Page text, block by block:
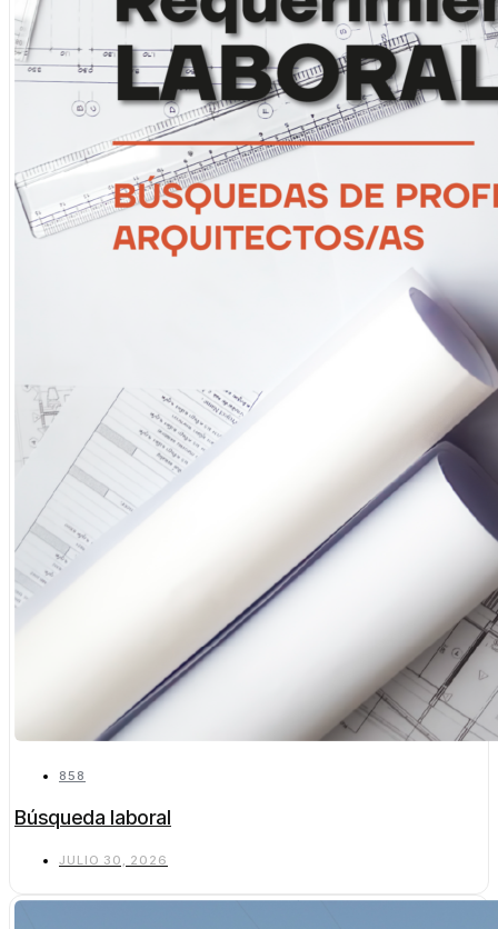
858
Búsqueda laboral
JULIO 30, 2026